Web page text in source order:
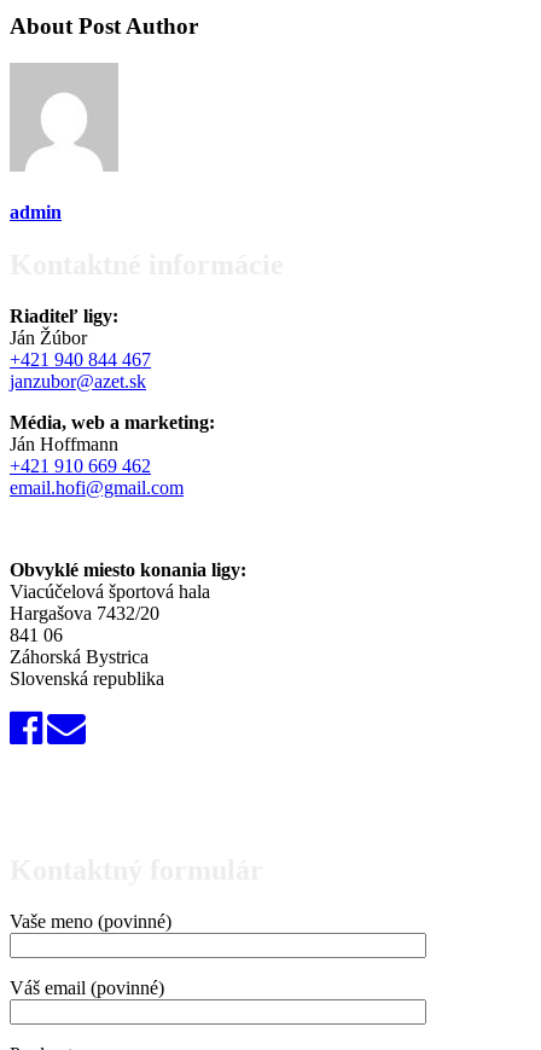
About Post Author
admin
Riaditeľ ligy:
Ján Žúbor
+421 940 844 467
janzubor@azet.sk
Média, web a marketing:
Ján Hoffmann
+421 910 669 462
email.hofi@gmail.com
Obvyklé miesto konania ligy:
Viacúčelová športová hala
Hargašova 7432/20
841 06
Záhorská Bystrica
Slovenská republika
Vaše meno (povinné)
Váš email (povinné)